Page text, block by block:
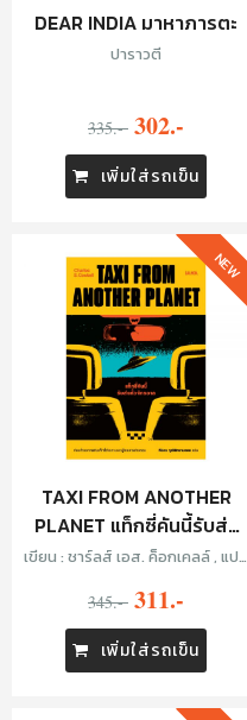
DEAR INDIA มาหาภารตะ
ปาราวตี
335.- 302.-
เพิ่มใส่รถเข็น
TAXI FROM ANOTHER
PLANET แท็กซี่คันนี้รับส่ง
ทั่วจักรวาล
เขียน : ชาร์ลส์ เอส. ค็อกเคลล์ , แปล
345.- 311.-
เพิ่มใส่รถเข็น
NEW